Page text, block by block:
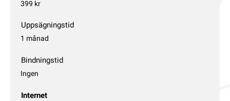
399 kr
Uppsägningstid
1 månad
Bindningstid
Ingen
Internet